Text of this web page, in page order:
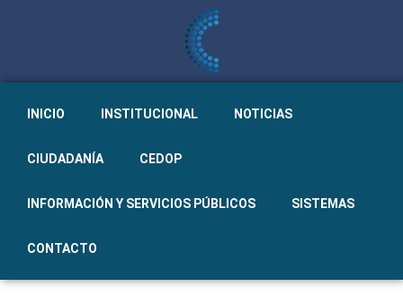
INICIO INSTITUCIONAL NOTICIAS
CIUDADANÍA CEDOP
INFORMACIÓN Y SERVICIOS PÚBLICOS SISTEMAS
CONTACTO